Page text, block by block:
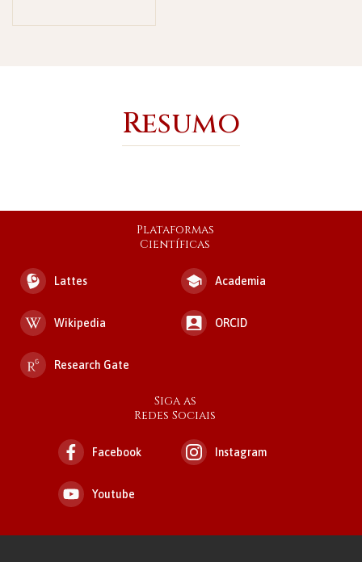
Resumo
Plataformas
Científicas
Lattes Academia
Wikipedia ORCID
Research Gate
Siga as
Redes Sociais
Facebook Instagram
Youtube